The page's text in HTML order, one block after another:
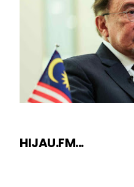
HIJAU.FM...